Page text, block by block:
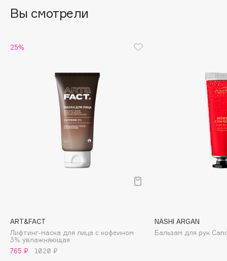
Cadence
Carbon Theory
Carolina Herrera
Clinique
Clive Christian
Club De Nuit
Вы смотрели
25%
ART&FACT
Лифтинг-маска для лица с кофеином
3% увлажняющая
765 ₽
1020 ₽
NASHI ARGAN
Бальзам для рук